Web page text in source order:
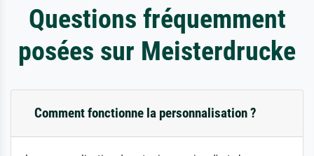
Questions fréquemment
posées sur Meisterdrucke
Comment fonctionne la personnalisation ?